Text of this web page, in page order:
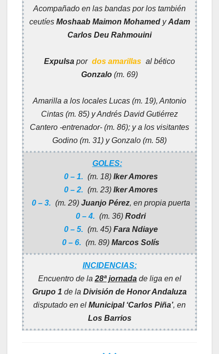
Acompañado en las bandas por los también
ceutíes Moshaab Maimon MohamedyAdam
Carlos Deu Rahmouini
Expulsa por dos amarillas al bético
Gonzalo (m. 69)
Amarilla a los locales Lucas (m. 19), Antonio
Cintas (m. 85) y Andrés David Gutiérrez
Cantero -entrenador- (m. 86); y a los visitantes
Godino (m. 31) y Gonzalo (m. 58)
GOLES:
0 – 1. (m. 18) Iker Amores
0 – 2. (m. 23) Iker Amores
0 – 3. (m. 29) Juanjo Pérez, en propia puerta
0 – 4. (m. 36) Rodri
0 – 5. (m. 45) Fara Ndiaye
0 – 6. (m. 89) Marcos Solís
INCIDENCIAS:
Encuentro de la 28ª jornadade liga en el
Grupo 1 de la División de Honor Andaluza
disputado en el Municipal ‘Carlos Piña’, en
Los Barrios